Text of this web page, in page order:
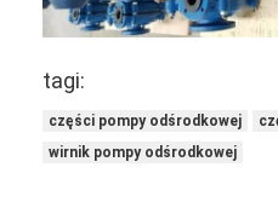
Odśrodkowa pompa
Wodna pompa ciepła
Wodna pompa ciepła
tagi:
części pompy odśrodkowej
wirnik pompy odśrodkowej